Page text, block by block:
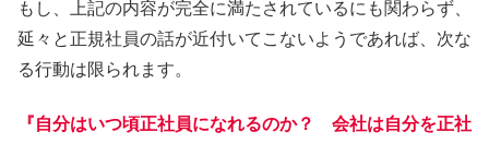
もし、上記の内容が完全に満たされているにも関わらず、
延々と正規社員の話が近付いてこないようであれば、次な
る行動は限られます。
『自分はいつ頃正社員になれるのか？ 会社は自分を正社